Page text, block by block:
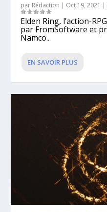
par Rédaction | Oct 19, 2021 |
Elden Ring, l’action-
par FromSoftware et
Namco...
EN SAVOIR PLUS